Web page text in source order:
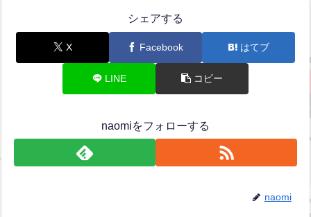
シェアする
X Facebook はてブ
LINE コピー
naomiをフォローする
naomi